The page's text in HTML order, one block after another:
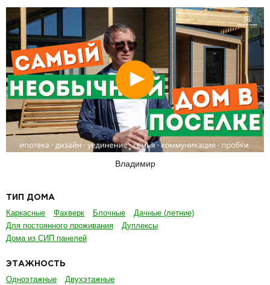
Смотреть
Владимир
ТИП ДОМА
Каркасные Фахверк Блочные
Дачные (летние)
Для постоянного проживания
Дуплексы
Дома из СИП панелей
ЭТАЖНОСТЬ
Одноэтажные Двухэтажные